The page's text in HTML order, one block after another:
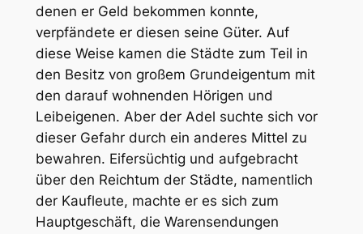
denen er Geld bekommen konnte,
verpfändete er diesen seine Güter. Auf
diese Weise kamen die Städte zum Teil in
den Besitz von großem Grundeigentum mit
den darauf wohnenden Hörigen und
Leibeigenen. Aber der Adel suchte sich vor
dieser Gefahr durch ein anderes Mittel zu
bewahren. Eifersüchtig und aufgebracht
über den Reichtum der Städte, namentlich
der Kaufleute, machte er es sich zum
Hauptgeschäft, die Warensendungen